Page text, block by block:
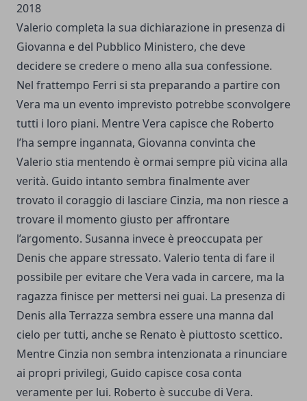
2018
Valerio completa la sua dichiarazione in presenza di
Giovanna e del Pubblico Ministero, che deve
decidere se credere o meno alla sua confessione.
Nel frattempo Ferri si sta preparando a partire con
Vera ma un evento imprevisto potrebbe sconvolgere
tutti i loro piani. Mentre Vera capisce che Roberto
l’ha sempre ingannata, Giovanna convinta che
Valerio stia mentendo è ormai sempre più vicina alla
verità. Guido intanto sembra finalmente aver
trovato il coraggio di lasciare Cinzia, ma non riesce a
trovare il momento giusto per affrontare
l’argomento. Susanna invece è preoccupata per
Denis che appare stressato. Valerio tenta di fare il
possibile per evitare che Vera vada in carcere, ma la
ragazza finisce per mettersi nei guai. La presenza di
Denis alla Terrazza sembra essere una manna dal
cielo per tutti, anche se Renato è piuttosto scettico.
Mentre Cinzia non sembra intenzionata a rinunciare
ai propri privilegi, Guido capisce cosa conta
veramente per lui. Roberto è succube di Vera.